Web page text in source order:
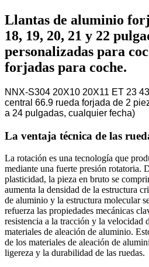
Llantas de aluminio
18, 19, 20, 21 y 22
personalizadas para
forjadas para coche.
NNX-S304 20X10 20X11 ET 23
central 66.9 rueda forjada de 2
a 24 pulgadas, cualquier fecha)
La ventaja técnica de las
La rotación es una tecnología que
mediante una fuerte presión rotatoria.
plasticidad, la pieza en bruto se
aumenta la densidad de la estructura
de aluminio y la estructura molecular
refuerza las propiedades mecánicas
resistencia a la tracción y la velocidad
materiales de aleación de aluminio.
de los materiales de aleación de
ligereza y la durabilidad de las ruedas.